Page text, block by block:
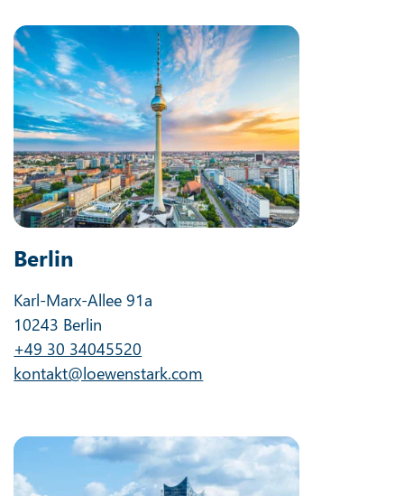
Berlin
Karl-Marx-Allee 91a
10243 Berlin
+49 30 34045520
kontakt@loewenstark.com